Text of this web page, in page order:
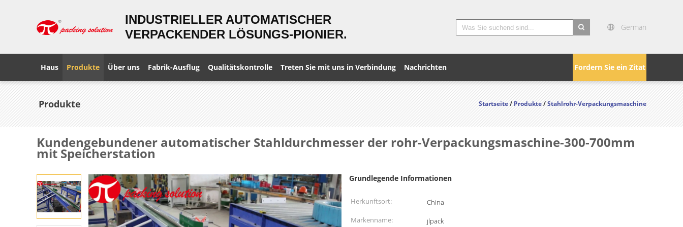
INDUSTRIELLER AUTOMATISCHER
VERPACKENDER LÖSUNGS-PIONIER.
German
Fordern Sie ein Zitat
Haus Produkte Über uns Fabrik-Ausflug Qualitätskontrolle Treten Sie mit uns in Verbindung Nachrichten
Produkte Startseite/Produkte/Stahlrohr-Verpackungsmaschine
Kundengebundener automatischer Stahldurchmesser der rohr-Verpackungsmaschine-300-700mm
mit Speicherstation
Grundlegende Informationen
Herkunftsort:
China
Markenname:
jlpack